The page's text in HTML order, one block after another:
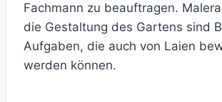
Fachmann zu beauftragen.
die Gestaltung des Gartens sind
Aufgaben, die auch von Laien
werden können.